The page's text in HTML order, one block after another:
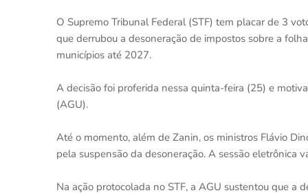
O Supremo Tribunal Federal (STF) tem placar de 3
que derrubou a desoneração de impostos sobre a
municípios até 2027.
A decisão foi proferida nessa quinta-feira (25) e
(AGU).
Até o momento, além de Zanin, os ministros Flávio
pela suspensão da desoneração. A sessão eletrônica
Na ação protocolada no STF, a AGU sustentou que a